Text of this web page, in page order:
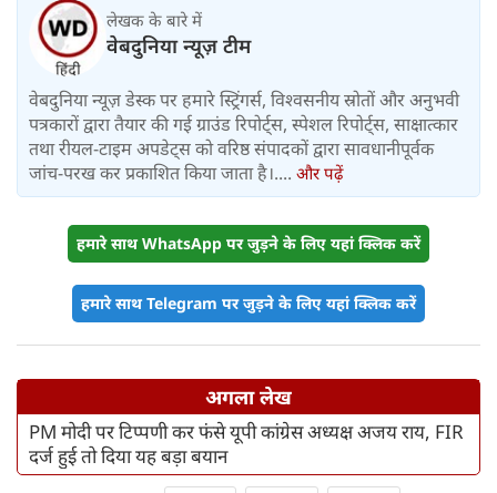
लेखक के बारे में
वेबदुनिया न्यूज़ टीम
वेबदुनिया न्यूज़ डेस्क पर हमारे स्ट्रिंगर्स, विश्वसनीय स्रोतों और अनुभवी
पत्रकारों द्वारा तैयार की गई ग्राउंड रिपोर्ट्स, स्पेशल रिपोर्ट्स, साक्षात्कार
तथा रीयल-टाइम अपडेट्स को वरिष्ठ संपादकों द्वारा सावधानीपूर्वक
जांच-परख कर प्रकाशित किया जाता है।.... और पढ़ें
हमारे साथ WhatsApp पर जुड़ने के लिए यहां क्लिक करें
हमारे साथ Telegram पर जुड़ने के लिए यहां क्लिक करें
अगला लेख
PM मोदी पर टिप्पणी कर फंसे यूपी कांग्रेस अध्यक्ष अजय राय, FIR
दर्ज हुई तो दिया यह बड़ा बयान